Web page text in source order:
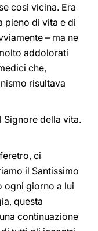
così vicina. Era
pieno di vita e di
– ma ne
addolorati
che,
risultava
Signore della vita.
ci
il Santissimo
ogni giorno a lui
questa
continuazione